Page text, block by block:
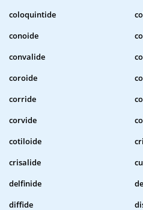
coloquintide
conoide
convalide
coroide
corride
corvide
cotiloide
crisalide
delfinide
diffide